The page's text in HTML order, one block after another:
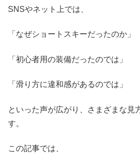
SNSやネット上では、
「なぜショートスキーだったのか」
「初心者用の装備だったのでは」
「滑り方に違和感があるのでは」
といった声が広がり、さまざまな見
す。
この記事では、